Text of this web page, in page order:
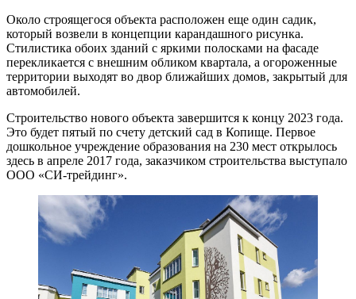
Около строящегося объекта расположен еще один садик,
который возвели в концепции карандашного рисунка.
Стилистика обоих зданий с яркими полосками на фасаде
перекликается с внешним обликом квартала, а огороженные
территории выходят во двор ближайших домов, закрытый для
автомобилей.
Строительство нового объекта завершится к концу 2023 года.
Это будет пятый по счету детский сад в Копище. Первое
дошкольное учреждение образования на 230 мест открылось
здесь в апреле 2017 года, заказчиком строительства выступало
ООО «СИ-трейдинг».